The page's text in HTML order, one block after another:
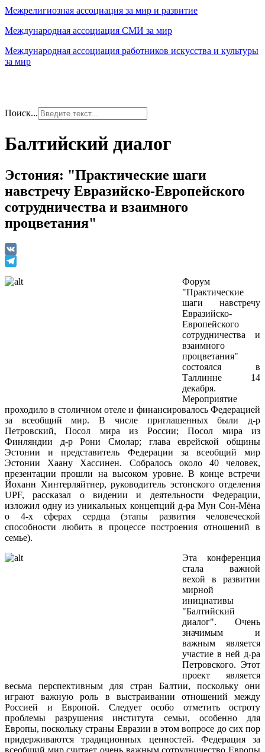
Межрелигиозная ассоциация за мир и развитие
Международная ассоциация СМИ за мир
Международная ассоциация работников искусства и культуры
за мир
Поиск...
Балтийский диалог
Эстония: "Практические шаги
навстречу Евразийско-Европейского
сотрудничества и взаимного
процветания"
VK
Форум
"Практические
шаги навстречу
Евразийско-
Европейского
сотрудничества и
взаимного
процветания"
состоялся в
Таллинне 14
декабря.
Мероприятие
проходило в столичном отеле и финансировалось Федерацией
за всеобщий мир. В числе приглашенных были д-р
Петровский, Посол мира из России; Посол мира из
Финляндии д-р Рони Смолар; глава еврейской общины
Эстонии и представитель Федерации за всеобщий мир
Эстонии Хаану Хассинен. Собралось около 40 человек,
презентации прошли на высоком уровне. В конце встречи
Йоханн Хинтерляйтнер, руководитель эстонского отделения
UPF, рассказал о видении и деятельности Федерации,
изложил одну из уникальных концепций д-ра Мун Сон-Мёна
о 4-х сферах сердца (этапы развития человеческой
способности любить в процессе построения отношений в
семье).
Эта конференция
стала важной
вехой в развитии
мирной
инициативы
"Балтийский
диалог". Очень
значимым и
важным является
участие в ней д-ра
Петровского. Этот
проект является
весьма перспективным для стран Балтии, поскольку они
играют важную роль в выстраивании отношений между
Россией и Европой. Следует особо отметить остроту
проблемы разрушения института семьи, особенно для
Европы, поскольку страны Евразии в этом вопросе до сих пор
придерживаются традиционных ценностей. Федерация за